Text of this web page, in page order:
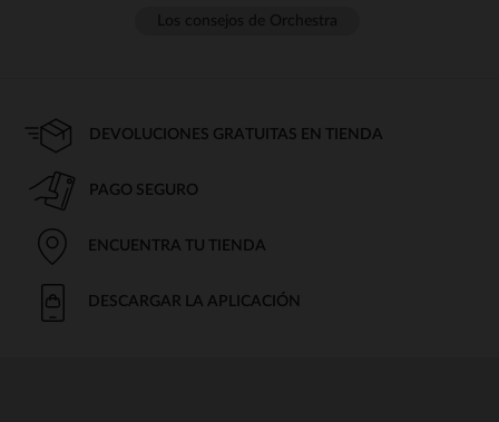
DEVOLUCIONES GRATUITAS EN TIENDA
PAGO SEGURO
ENCUENTRA TU TIENDA
DESCARGAR LA APLICACIÓN